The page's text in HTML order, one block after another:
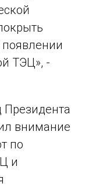
ТЭЦ», -
внимание
по
и